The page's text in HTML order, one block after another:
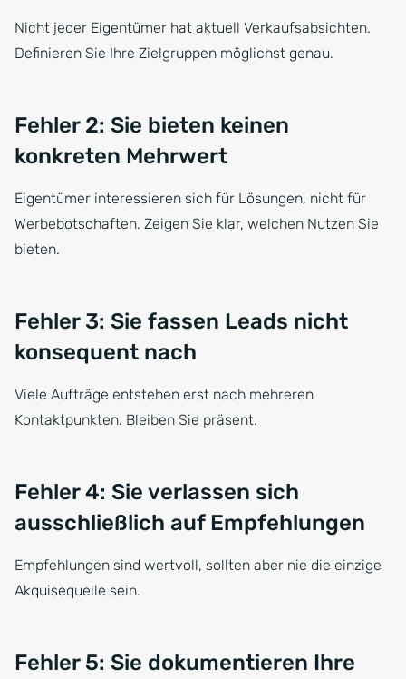
Nicht jeder Eigentümer hat aktuell Verkaufsabsichten.
Definieren Sie Ihre Zielgruppen möglichst genau.
Fehler 2: Sie bieten keinen
konkreten Mehrwert
Eigentümer interessieren sich für Lösungen, nicht für
Werbebotschaften. Zeigen Sie klar, welchen Nutzen Sie
bieten.
Fehler 3: Sie fassen Leads nicht
konsequent nach
Viele Aufträge entstehen erst nach mehreren
Kontaktpunkten. Bleiben Sie präsent.
Fehler 4: Sie verlassen sich
ausschließlich auf Empfehlungen
Empfehlungen sind wertvoll, sollten aber nie die einzige
Akquisequelle sein.
Fehler 5: Sie dokumentieren Ihre